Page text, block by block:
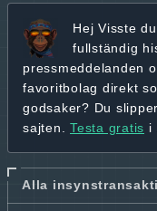
Hej Visste
fullständig
pressmeddelanden
favoritbolag direkt
godsaker? Du
sajten. Testa gratis i
Alla